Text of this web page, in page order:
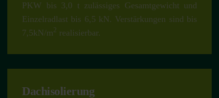
PKW bis 3,0 t zulässiges Gesamtgewicht und
Einzelradlast bis 6,5 kN. Verstärkungen sind bis
7,5kN/m2 realisierbar.
Dachisolierung